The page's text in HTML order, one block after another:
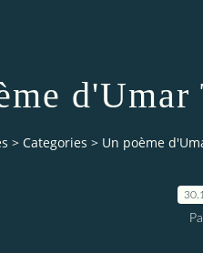
> Categories > Un poème